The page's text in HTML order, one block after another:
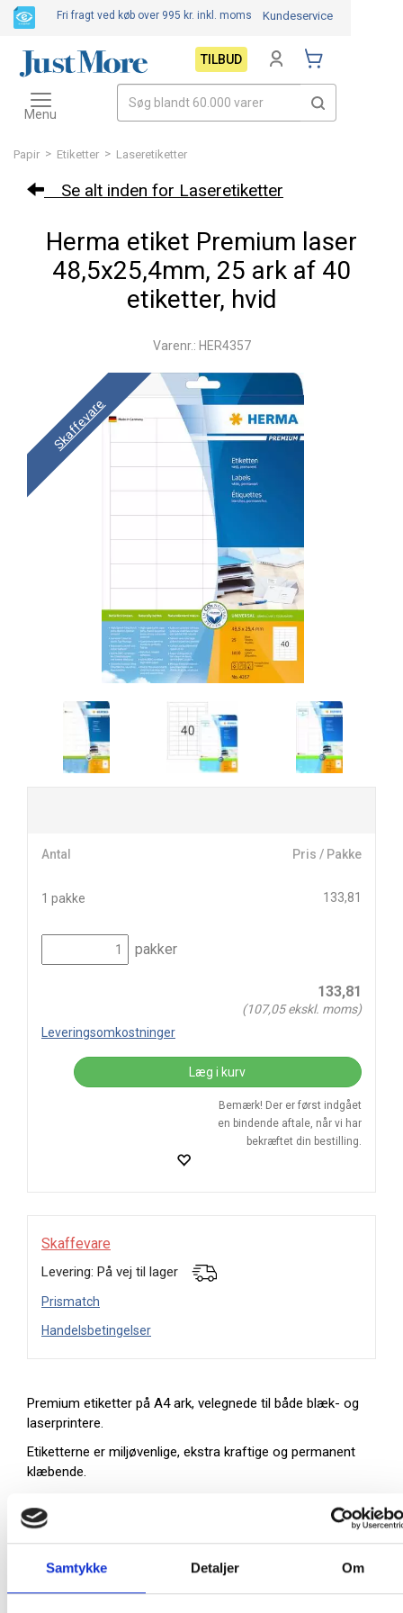
Samtykke Detaljer Om
Papir > Etiketter > Laseretiketter
Se alt inden for Laseretiketter
Herma etiket Premium laser
48,5x25,4mm, 25 ark af 40
etiketter, hvid
Varenr.: HER4357
Skaffevare
Antal Pris / Pakke
1 pakke 133,81
pakker
133,81
(107,05ekskl. moms)
Leveringsomkostninger
Læg i kurv
Bemærk! Der er først indgået
en bindende aftale, når vi har
bekræftet din bestilling.
Skaffevare
Levering: På vej til lager
Prismatch
Handelsbetingelser
Premium etiketter på A4 ark, velegnede til både blæk- og
laserprintere.
Etiketterne er miljøvenlige, ekstra kraftige og permanent
klæbende.
25 ark pr. pakke.
Fri fragt ved køb over 995 kr. inkl. moms Kundeservice
TILBUD
Toggle
navigation
Menu